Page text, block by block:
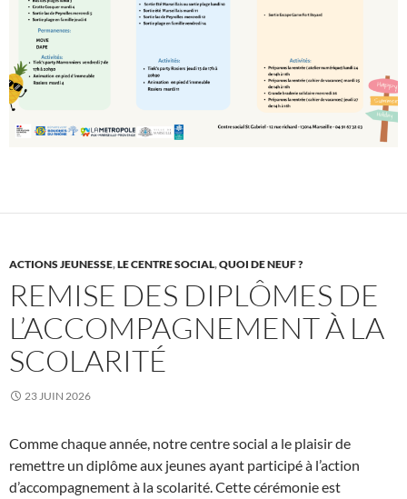
ACTIONS JEUNESSE,LE CENTRE SOCIAL,QUOI DE NEUF ?
REMISE DES DIPLÔMES DE
L’ACCOMPAGNEMENT À LA
SCOLARITÉ
23 JUIN 2026
Comme chaque année, notre centre social a le plaisir de
remettre un diplôme aux jeunes ayant participé à l’action
d’accompagnement à la scolarité. Cette cérémonie est